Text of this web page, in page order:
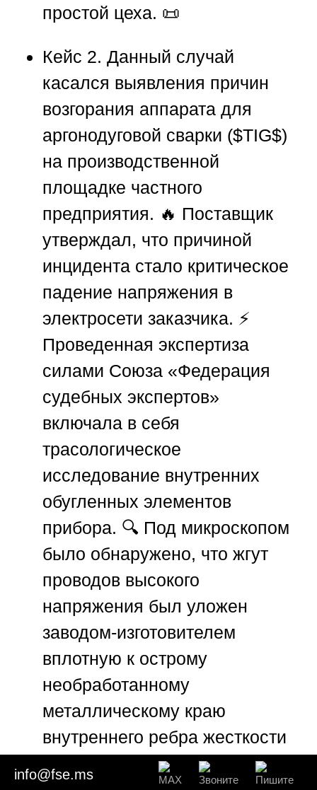
простой цеха. 📜
Кейс 2. Данный случай
касался выявления причин
возгорания аппарата для
аргонодуговой сварки ($TIG$)
на производственной
площадке частного
предприятия. 🔥 Поставщик
утверждал, что причиной
инцидента стало критическое
падение напряжения в
электросети заказчика. ⚡
Проведенная экспертиза
силами Союза «Федерация
судебных экспертов»
включала в себя
трасологическое
исследование внутренних
обугленных элементов
прибора. 🔍 Под микроскопом
было обнаружено, что жгут
проводов высокого
напряжения был уложен
заводом-изготовителем
вплотную к острому
необработанному
металлическому краю
внутреннего ребра жесткости
корпуса. 📐 Из-за естественной
info@fse.ms